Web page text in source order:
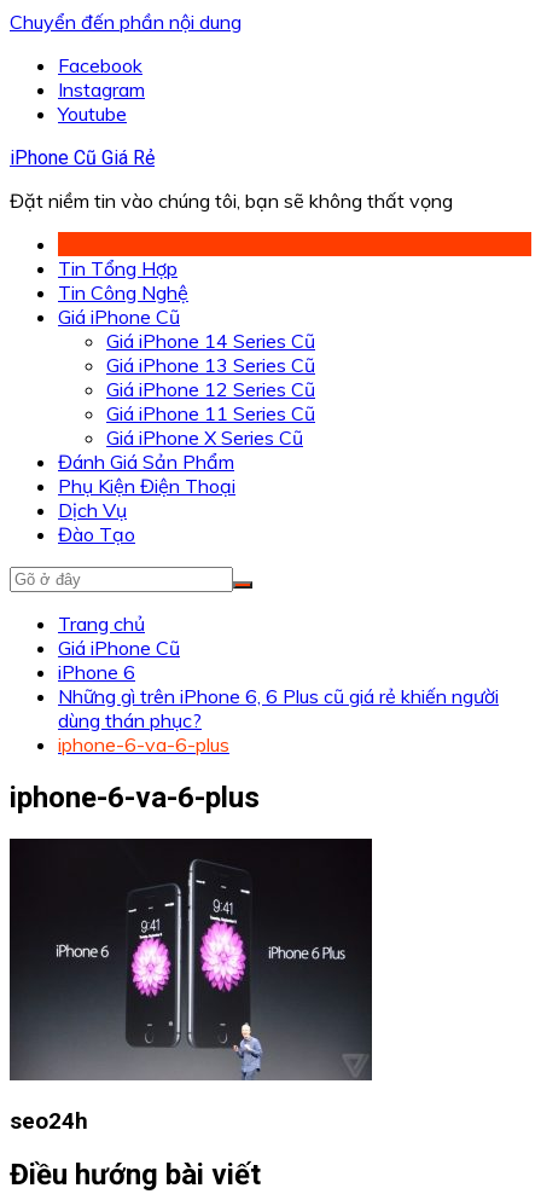
Chuyển đến phần nội dung
Facebook
Instagram
Youtube
iPhone Cũ Giá Rẻ
Đặt niềm tin vào chúng tôi, bạn sẽ không thất vọng
Tin Tổng Hợp
Tin Công Nghệ
Giá iPhone Cũ
Giá iPhone 14 Series Cũ
Giá iPhone 13 Series Cũ
Giá iPhone 12 Series Cũ
Giá iPhone 11 Series Cũ
Giá iPhone X Series Cũ
Đánh Giá Sản Phẩm
Phụ Kiện Điện Thoại
Dịch Vụ
Đào Tạo
Trang chủ
Giá iPhone Cũ
iPhone 6
Những gì trên iPhone 6, 6 Plus cũ giá rẻ khiến người
dùng thán phục?
iphone-6-va-6-plus
iphone-6-va-6-plus
seo24h
Điều hướng bài viết